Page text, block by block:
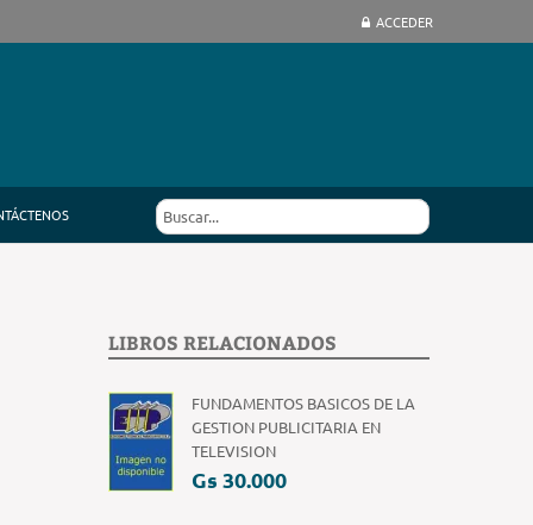
ACCEDER
LIBROS RELACIONADOS
FUNDAMENTOS BASICOS DE LA
GESTION PUBLICITARIA EN
TELEVISION
Gs 30.000